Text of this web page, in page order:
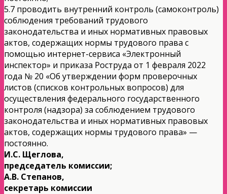
5.7 проводить внутренний контроль (самоконтроль)
соблюдения требований трудового
законодательства и иных нормативных правовых
актов, содержащих нормы трудового права с
помощью интернет-сервиса «Электронный
инспектор» и приказа Роструда от 1 февраля 2022
года № 20 «Об утверждении форм проверочных
листов (списков контрольных вопросов) для
осуществления федерального государственного
контроля (надзора) за соблюдением трудового
законодательства и иных нормативных правовых
актов, содержащих нормы трудового права» —
постоянно.
И.С. Щеглова,
председатель комиссии;
А.В. Степанов,
секретарь комиссии